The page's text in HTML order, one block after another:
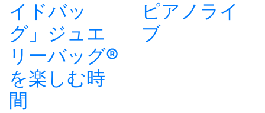
イドバッ
グ」ジュエ
リーバッグ®
を楽しむ時
間
ピアノライ
ブ